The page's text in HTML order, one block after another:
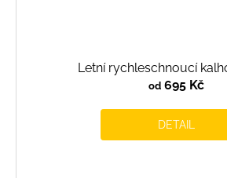
Letní rychleschnoucí
od695 Kč
DETAIL